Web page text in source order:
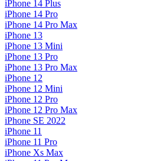
iPhone 14 Plus
iPhone 14 Pro
iPhone 14 Pro Max
iPhone 13
iPhone 13 Mini
iPhone 13 Pro
iPhone 13 Pro Max
iPhone 12
iPhone 12 Mini
iPhone 12 Pro
iPhone 12 Pro Max
iPhone SE 2022
iPhone 11
iPhone 11 Pro
iPhone Xs Max